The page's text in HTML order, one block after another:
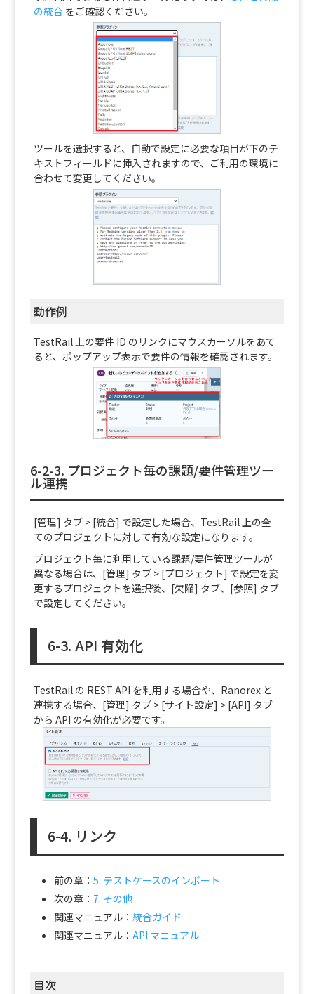
の統合をご確認ください。
ツールを選択すると、自動で設定に必要な項目が下のテ
キストフィールドに挿入されますので、ご利用の環境に
合わせて変更してください。
動作例
TestRail 上の要件 ID のリンクにマウスカーソルをあて
ると、ポップアップ表示で要件の情報を確認されます。
6-2-3. プロジェクト毎の課題/要件管理ツー
ル連携
[管理] タブ > [統合] で設定した場合、TestRail 上の全
てのプロジェクトに対して有効な設定になります。
プロジェクト毎に利用している課題/要件管理ツールが
異なる場合は、[管理] タブ > [プロジェクト] で設定を変
更するプロジェクトを選択後、[欠陥] タブ、[参照] タブ
で設定してください。
6-3. API 有効化
TestRail の REST API を利用する場合や、Ranorex と
連携する場合、[管理] タブ > [サイト設定] > [API] タブ
から API の有効化が必要です。
6-4. リンク
前の章： 5. テストケースのインポート
次の章： 7. その他
関連マニュアル： 統合ガイド
関連マニュアル： API マニュアル
目次